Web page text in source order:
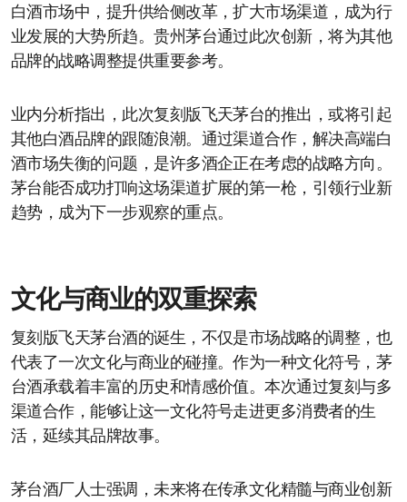
白酒市场中，提升供给侧改革，扩大市场渠道，成为行
业发展的大势所趋。贵州茅台通过此次创新，将为其他
品牌的战略调整提供重要参考。
业内分析指出，此次复刻版飞天茅台的推出，或将引起
其他白酒品牌的跟随浪潮。通过渠道合作，解决高端白
酒市场失衡的问题，是许多酒企正在考虑的战略方向。
茅台能否成功打响这场渠道扩展的第一枪，引领行业新
趋势，成为下一步观察的重点。
文化与商业的双重探索
复刻版飞天茅台酒的诞生，不仅是市场战略的调整，也
代表了一次文化与商业的碰撞。作为一种文化符号，茅
台酒承载着丰富的历史和情感价值。本次通过复刻与多
渠道合作，能够让这一文化符号走进更多消费者的生
活，延续其品牌故事。
茅台酒厂人士强调，未来将在传承文化精髓与商业创新